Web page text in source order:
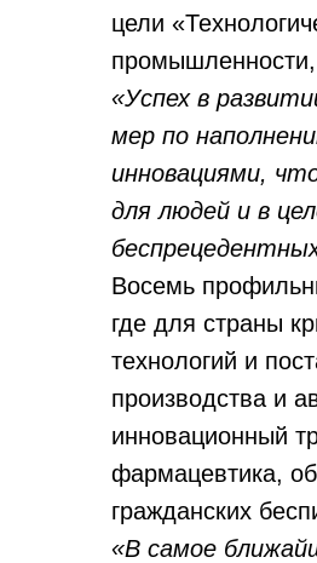
цели
промышленности,
«Успех в
мер по
инновациями,
для людей и в
Восемь
где для страны
технологий и
производства и
инновационный
фармацевтика,
гражданских
«В самое